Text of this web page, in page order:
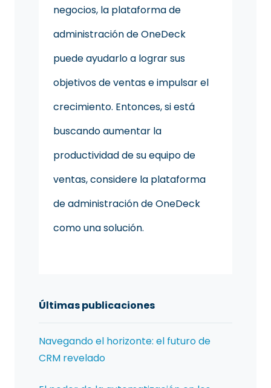
negocios, la plataforma de
administración de OneDeck
puede ayudarlo a lograr sus
objetivos de ventas e impulsar el
crecimiento. Entonces, si está
buscando aumentar la
productividad de su equipo de
ventas, considere la plataforma
de administración de OneDeck
como una solución.
Últimas publicaciones
Navegando el horizonte: el futuro de
CRM revelado